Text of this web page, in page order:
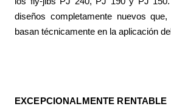
diseños completamente nuevos
basan técnicamente en la aplicación
EXCEPCIONALMENTE RENTABLE